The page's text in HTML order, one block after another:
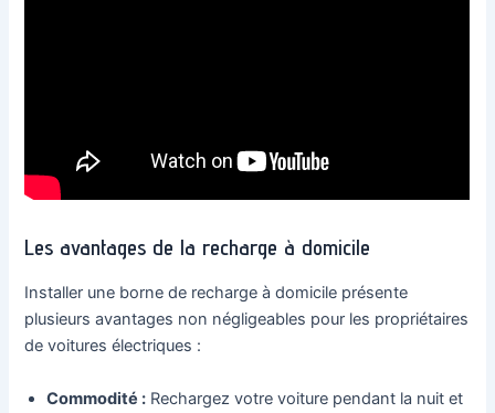
Les avantages de la recharge à domicile
Installer une borne de recharge à domicile présente
plusieurs avantages non négligeables pour les propriétaires
de voitures électriques :
Commodité : Rechargez votre voiture pendant la nuit et